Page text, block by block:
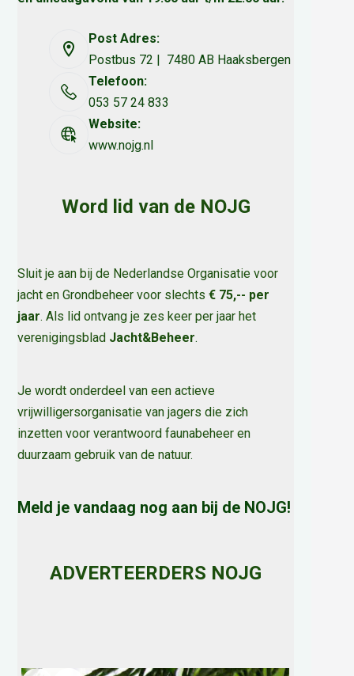
Post Adres:
Postbus 72 | 7480 AB Haaksbergen
Telefoon:
053 57 24 833
Website:
www.nojg.nl
Word lid van de NOJG
Sluit je aan bij de Nederlandse Organisatie voor
jacht en Grondbeheer voor slechts€ 75,-- per
jaar. Als lid ontvang je zes keer per jaar het
verenigingsblad Jacht&Beheer.
Je wordt onderdeel van een actieve
vrijwilligersorganisatie van jagers die zich
inzetten voor verantwoord faunabeheer en
duurzaam gebruik van de natuur.
Meld je vandaag nog aan bij de NOJG!
ADVERTEERDERS NOJG